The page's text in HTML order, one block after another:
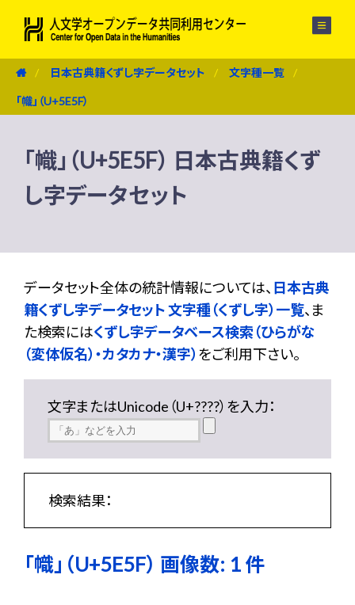
日本古典籍くずし字データセット 文字種一覧
「幟」（U+5E5F）
「幟」（U+5E5F） 日本古典籍くず
し字データセット
データセット全体の統計情報については、 日本古典
籍くずし字データセット 文字種（くずし字）一覧、ま
た検索にはくずし字データベース検索（ひらがな
（変体仮名）・カタカナ・漢字） をご利用下さい。
文字またはUnicode（U+????）を入力：
検索結果：
「幟」（U+5E5F） 画像数: 1 件